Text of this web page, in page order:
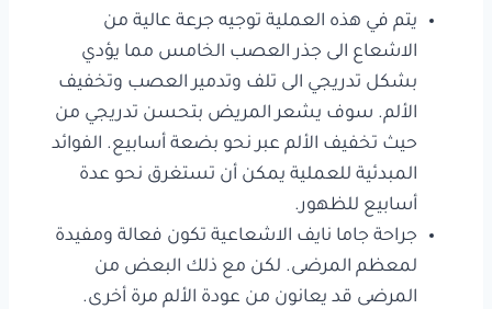
يتم في هذه العملية توجيه جرعة عالية من
الاشعاع الى جذر العصب الخامس مما يؤدي
بشكل تدريجي الى تلف وتدمير العصب وتخفيف
الألم. سوف يشعر المريض بتحسن تدريجي من
حيث تخفيف الألم عبر نحو بضعة أسابيع. الفوائد
المبدئية للعملية يمكن أن تستغرق نحو عدة
أسابيع للظهور.
جراحة جاما نايف الاشعاعية تكون فعالة ومفيدة
لمعظم المرضى. لكن مع ذلك البعض من
المرضى قد يعانون من عودة الألم مرة أخرى.